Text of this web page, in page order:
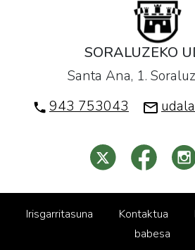
SORALUZEKO
Santa Ana, 1.
943 753043
Irisgarritasuna Kontaktua
babesa